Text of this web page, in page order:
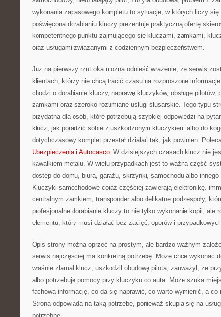
wykonania zapasowego kompletu to sytuacje, w których liczy
poświęcona dorabianiu kluczy prezentuje praktyczną ofertę
kompetentnego punktu zajmującego się kluczami, zamkami,
oraz usługami związanymi z codziennym bezpieczeństwem.
Już na pierwszy rzut oka można odnieść wrażenie, że serwis
klientach, którzy nie chcą tracić czasu na rozproszone
chodzi o dorabianie kluczy, naprawę kluczyków, obsługę pilotów,
zamkami oraz szeroko rozumiane usługi ślusarskie. Tego typu
przydatna dla osób, które potrzebują szybkiej odpowiedzi na
klucz, jak poradzić sobie z uszkodzonym kluczykiem albo do
dotychczasowy komplet przestał działać tak, jak powinien.
Ubezpieczenia i Autocasco. W dzisiejszych czasach klucz nie
kawałkiem metalu. W wielu przypadkach jest to ważna część
dostęp do domu, biura, garażu, skrzynki, samochodu albo
Kluczyki samochodowe coraz częściej zawierają elektronikę,
centralnym zamkiem, transponder albo delikatne podzespoły,
profesjonalne dorabianie kluczy to nie tylko wykonanie kopii, ale
elementu, który musi działać bez zacięć, oporów i
Opis strony można oprzeć na prostym, ale bardzo ważnym
serwis najczęściej ma konkretną potrzebę. Może chce wykonać
właśnie złamał klucz, uszkodził obudowę pilota, zauważył, że
albo potrzebuje pomocy przy kluczyku do auta. Może szuka
fachową informację, co da się naprawić, co warto wymienić, a co
Strona odpowiada na taką potrzebę, ponieważ skupia się na
potrzebne.